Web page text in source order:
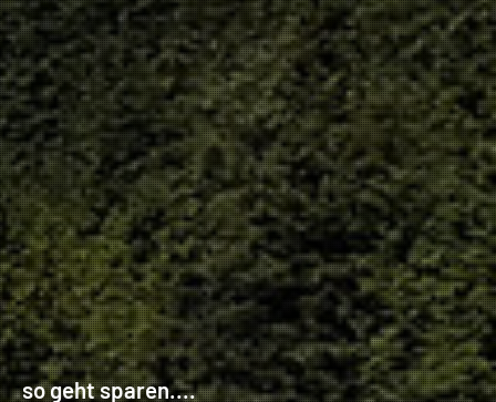
so geht sparen....